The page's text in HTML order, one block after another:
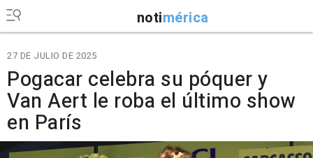
notimérica
27 DE JULIO DE 2025
Pogacar celebra su póquer y
Van Aert le roba el último show
en París